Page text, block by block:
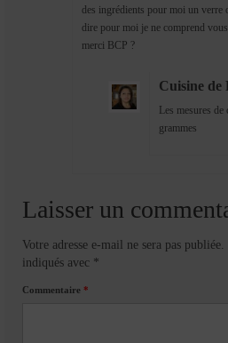
des ingrédients pour moi un verre
dire pour moi je ne comprend
merci BCP ?
Cuisine de
Les mesures de
grammes
Laisser un
Votre adresse e-mail ne sera pas publiée.
indiqués avec *
Commentaire *